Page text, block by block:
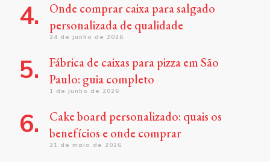
Onde comprar caixa para salgado
personalizada de qualidade
24 de junho de 2026
Fábrica de caixas para pizza em São
Paulo: guia completo
1 de junho de 2026
Cake board personalizado: quais os
benefícios e onde comprar
21 de maio de 2026